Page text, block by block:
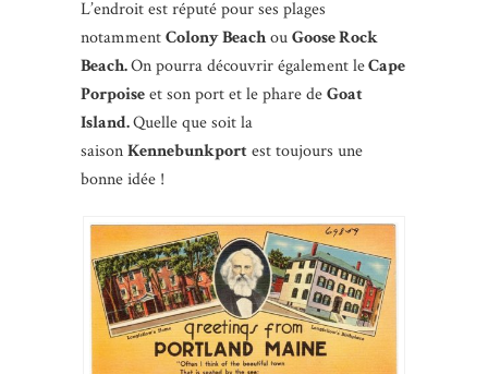
L’endroit est réputé pour ses plages
notammentColony BeachouGoose Rock
Beach.On pourra découvrir également leCape
Porpoiseet son port et le phare deGoat
Island.Quelle que soit la
saisonKennebunkportest toujours une
bonne idée !